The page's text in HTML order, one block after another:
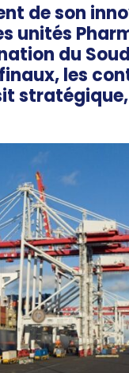
de son
unités
du
les